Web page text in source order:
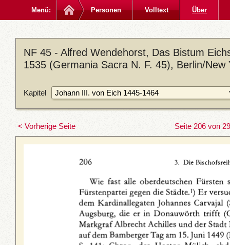
Menü: Personen Volltext Über
NF 45 - Alfred Wendehorst, Das Bistum
1535 (Germania Sacra N. F. 45), Berlin/New
Kapitel
< Vorherige Seite Seite 206 von